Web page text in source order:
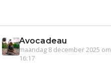
Avocadeau
maandag 8 december 2025 om
16:17